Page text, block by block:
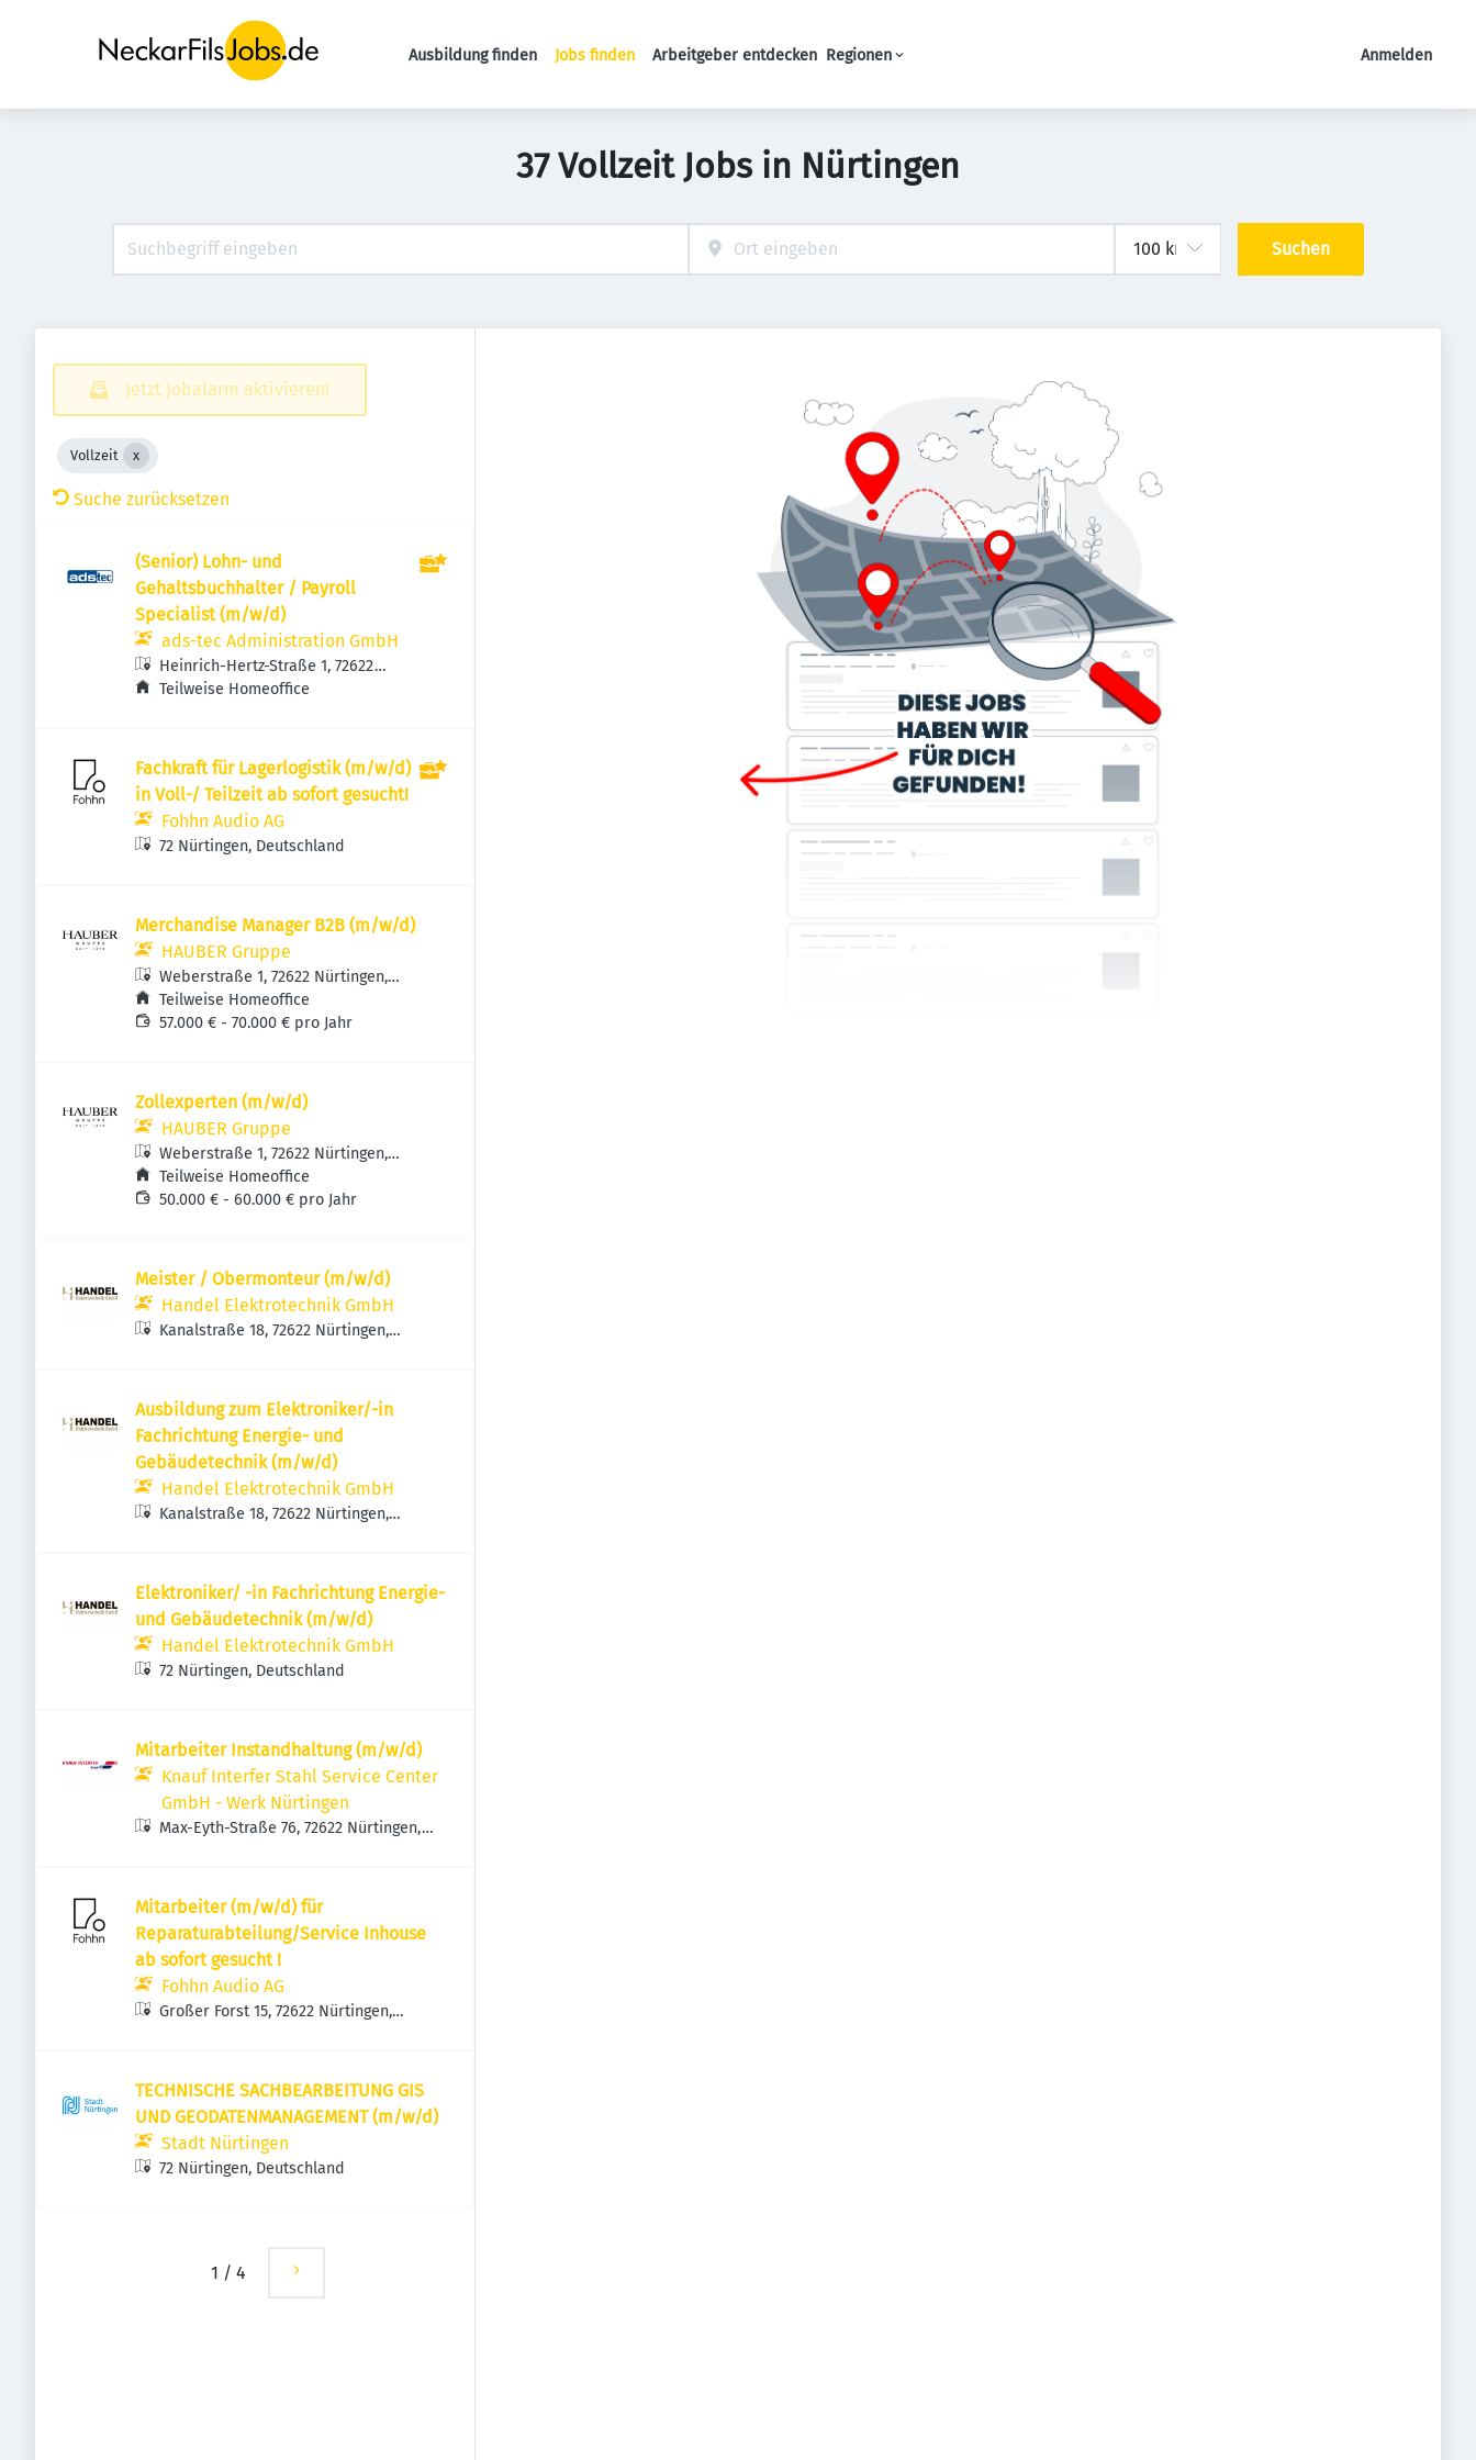
Haupt-Navigation
Ausbildung finden Jobs finden Arbeitgeber entdecken Regionen Anmelden
37 Vollzeit Jobs in Nürtingen
Suchen
Jetzt Jobalarm aktivieren!
Vollzeit
Suche zurücksetzen
(Senior) Lohn- und
Gehaltsbuchhalter / Payroll
Specialist (m/w/d)
ads-tec Administration GmbH
Heinrich-Hertz-Straße 1, 72622
Nürtingen, Deutschland
Teilweise Homeoffice
Fachkraft für Lagerlogistik (m/w/d)
in Voll-/ Teilzeit ab sofort gesucht!
Fohhn Audio AG
72 Nürtingen, Deutschland
Merchandise Manager B2B (m/w/d)
HAUBER Gruppe
Weberstraße 1, 72622 Nürtingen,
Deutschland
Teilweise Homeoffice
57.000 € - 70.000 € pro Jahr
Zollexperten (m/w/d)
HAUBER Gruppe
Weberstraße 1, 72622 Nürtingen,
Deutschland
Teilweise Homeoffice
50.000 € - 60.000 € pro Jahr
Meister / Obermonteur (m/w/d)
Handel Elektrotechnik GmbH
Kanalstraße 18, 72622 Nürtingen,
Ausbildung zum Elektroniker/-in
Fachrichtung Energie- und
Gebäudetechnik (m/w/d)
Handel Elektrotechnik GmbH
Kanalstraße 18, 72622 Nürtingen,
Elektroniker/ -in Fachrichtung Energie-
und Gebäudetechnik (m/w/d)
Handel Elektrotechnik GmbH
72 Nürtingen, Deutschland
Mitarbeiter Instandhaltung (m/w/d)
Knauf Interfer Stahl Service Center
GmbH - Werk Nürtingen
Max-Eyth-Straße 76, 72622 Nürtingen,
Mitarbeiter (m/w/d) für
Reparaturabteilung/Service Inhouse
ab sofort gesucht !
Fohhn Audio AG
Großer Forst 15, 72622 Nürtingen,
TECHNISCHE SACHBEARBEITUNG GIS
UND GEODATENMANAGEMENT (m/w/d)
Stadt Nürtingen
72 Nürtingen, Deutschland
1 / 4